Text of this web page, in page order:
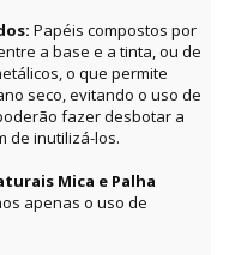
Papéis compostos por
a base e a tinta, ou de
o que permite
seco, evitando o uso de
fazer desbotar a
de inutilizá-los.
Mica e Palha
apenas o uso de